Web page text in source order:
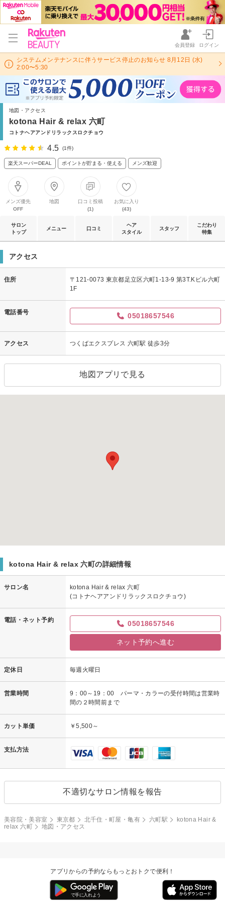
会員登録 ログイン
システムメンテナンスに伴うサービス停止のお知らせ 8月12日 (水)
2:00〜5:30
地図・アクセス
kotona Hair & relax 六町
コトナヘアアンドリラックスロクチョウ
4.5 (1件)
楽天スーパーDEAL ポイントが貯まる・使える メンズ歓迎
メンズ優先
OFF
地図
口コミ投稿
(1)
お気に入り
(43)
サロン
トップ
メニュー 口コミ
ヘア
スタイル
スタッフ
こだわり
特集
アクセス
住所
〒121-0073 東京都足立区六町1-13-9 第3T.Kビル六町
1F
電話番号 05018657546
アクセス つくばエクスプレス 六町駅 徒歩3分
地図アプリで見る
kotona Hair & relax 六町の詳細情報
サロン名
kotona Hair & relax 六町
(コトナヘアアンドリラックスロクチョウ)
電話・ネット予約 05018657546
ネット予約へ進む
定休日 毎週火曜日
営業時間
9：00～19：00 パーマ・カラーの受付時間は営業時
間の２時間前まで
カット単価 ￥5,500～
支払方法
不適切なサロン情報を報告
美容院・美容室 東京都 北千住・町屋・亀有 六町駅
kotona Hair &
relax 六町
地図・アクセス
アプリからの予約ならもっとおトクで便利！